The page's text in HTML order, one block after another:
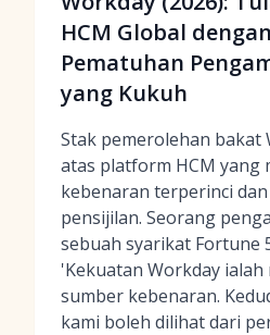
HCM Global
Pematuhan
yang Kukuh
Stak pemerolehan bakat
atas platform HCM yang
kebenaran terperinci
pensijilan. Seorang
sebuah syarikat Fortune
'Kekuatan Workday
sumber kebenaran.
kami boleh dilihat dari